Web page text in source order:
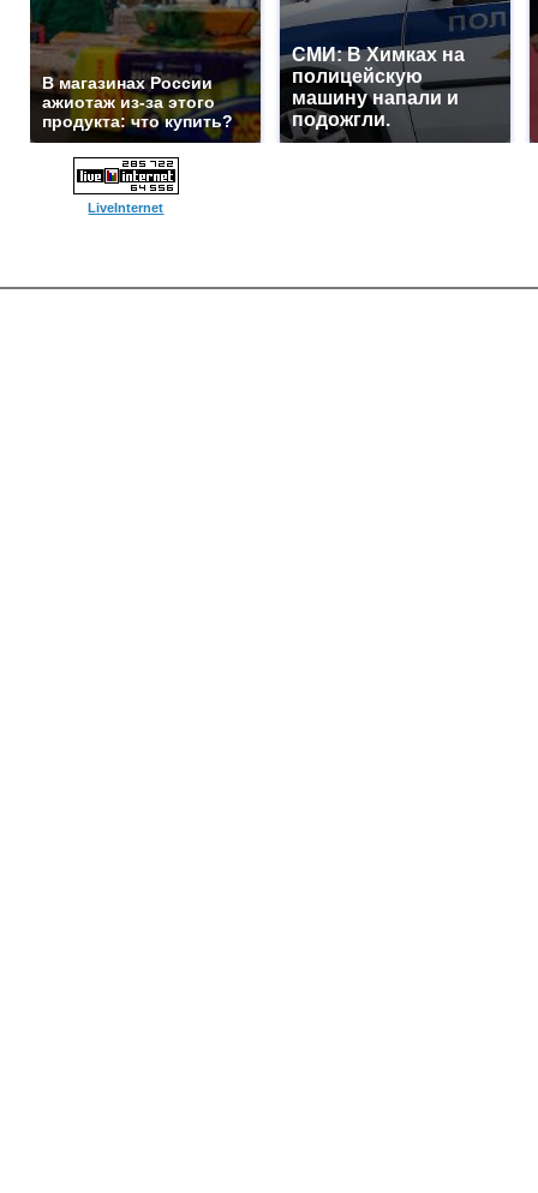
В магазинах России
ажиотаж из-за этого
продукта: что купить?
СМИ: В Химках на
полицейскую
машину напали и
подожгли.
LiveInternet